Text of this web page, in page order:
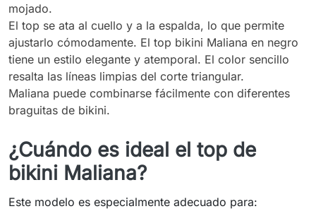
mojado.
El top se ata al cuello y a la espalda, lo que permite
ajustarlo cómodamente. El top bikini Maliana en negro
tiene un estilo elegante y atemporal. El color sencillo
resalta las líneas limpias del corte triangular.
Maliana puede combinarse fácilmente con diferentes
braguitas de bikini.
¿Cuándo es ideal el top de
bikini Maliana?
Este modelo es especialmente adecuado para: